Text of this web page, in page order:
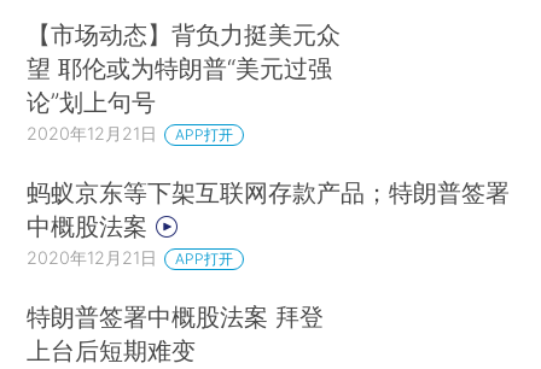
【市场动态】背负力挺美元众
望 耶伦或为特朗普“美元过强
论”划上句号
2020年12月21日 APP打开
蚂蚁京东等下架互联网存款产品；特朗普签署
中概股法案
2020年12月21日 APP打开
特朗普签署中概股法案 拜登
上台后短期难变